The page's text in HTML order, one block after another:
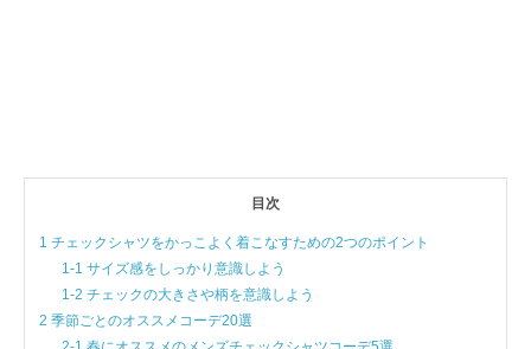
目次
1 チェックシャツをかっこよく着こなすための2つのポイント
1-1 サイズ感をしっかり意識しよう
1-2 チェックの大きさや柄を意識しよう
2 季節ごとのオススメコーデ20選